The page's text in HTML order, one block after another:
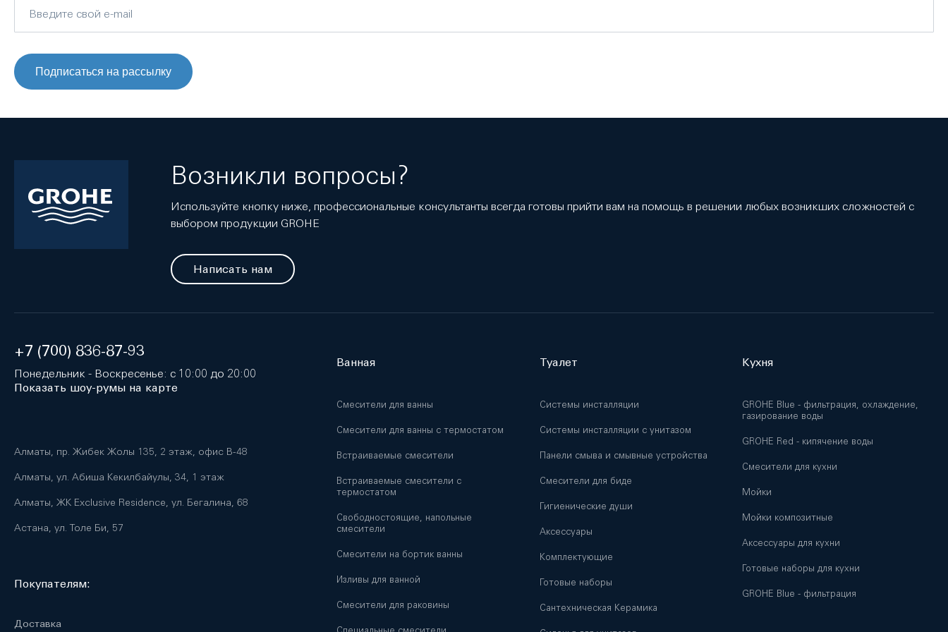
Подписаться на рассылку
Возникли вопросы?
Используйте кнопку ниже, профессиональные консультанты всегда готовы прийти вам на помощь в решении любых возникших сложностей с
выбором продукции GROHE
Написать нам
+7 (700) 836-87-93
Понедельник - Воскресенье: с 10:00 до 20:00
Показать шоу-румы на карте
Алматы, пр. Жибек Жолы 135, 2 этаж, офис B-48
Алматы, ул. Абиша Кекилбайулы, 34, 1 этаж
Алматы, ЖК Exclusive Residence, ул. Бегалина, 68
Астана, ул. Толе Би, 57
Покупателям:
Доставка
Ванная
Смесители для ванны
Смесители для ванны с термостатом
Встраиваемые смесители
Встраиваемые смесители с
термостатом
Свободностоящие, напольные
смесители
Смесители на бортик ванны
Изливы для ванной
Смесители для раковины
Туалет
Системы инсталляции
Системы инсталляции с унитазом
Панели смыва и смывные устройства
Смесители для биде
Гигиенические души
Аксессуары
Комплектующие
Готовые наборы
Сантехническая Керамика
Кухня
GROHE Blue - фильтрация, охлаждение,
газирование воды
GROHE Red - кипячение воды
Смесители для кухни
Мойки
Мойки композитные
Аксессуары для кухни
Готовые наборы для кухни
GROHE Blue - фильтрация